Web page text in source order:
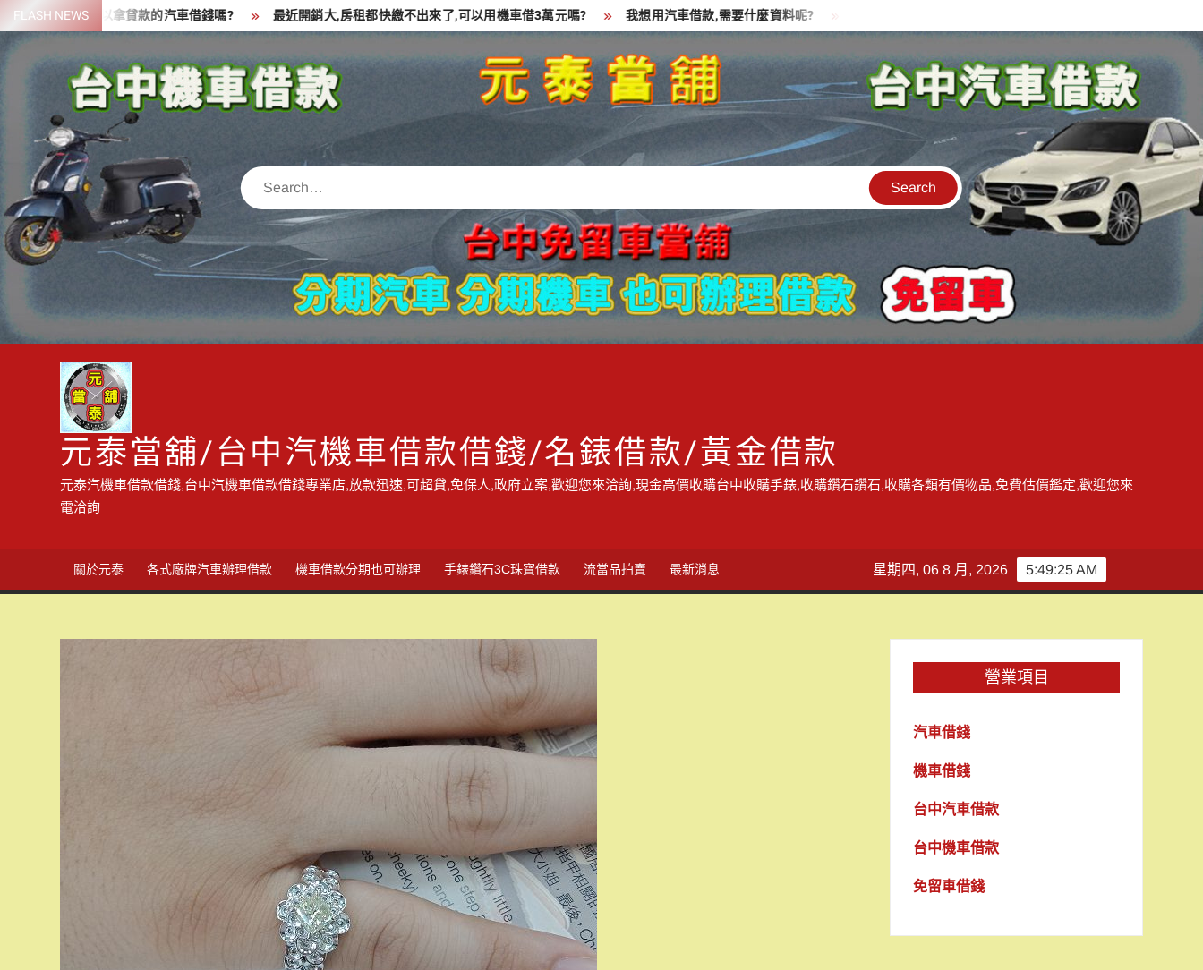
Skip
to
content
FLASH NEWS
資金,可以拿貸款的汽車借錢嗎? 最近開銷大,房租都快繳不出來了,可以用機車借3萬元嗎? 我想用汽車借款,需要什麼資料呢? 貸款中的中古機車可以借款嗎?機車可以騎走嗎?
Search
元泰當舖/台中汽機車借款借錢/名錶借款/黃金借款
元泰汽機車借款借錢,台中汽機車借款借錢專業店,放款迅速,可超貸,免保人,政府立案,歡迎您來洽詢,現金高價收購台中收購手錶,收購鑽石鑽石,收購各類有價物品,免費估價鑑定,歡迎您來
電洽詢
關於元泰 各式廠牌汽車辦理借款 機車借款分期也可辦理 手錶鑽石3C珠寶借款 流當品拍賣 最新消息 5:49:26 AM
星期四, 06 8 月, 2026
營業項目
汽車借錢
機車借錢
台中汽車借款
台中機車借款
免留車借錢